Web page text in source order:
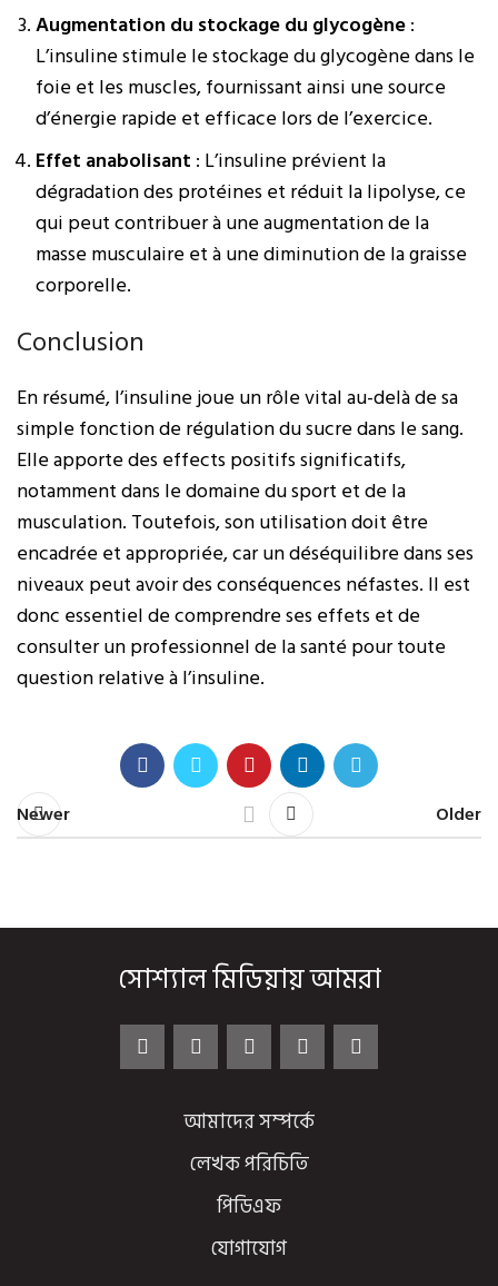
Augmentation du stockage du glycogène:
L’insuline stimule le stockage du glycogène dans le
foie et les muscles, fournissant ainsi une source
d’énergie rapide et efficace lors de l’exercice.
Effet anabolisant : L’insuline prévient la
dégradation des protéines et réduit la lipolyse, ce
qui peut contribuer à une augmentation de la
masse musculaire et à une diminution de la graisse
corporelle.
Conclusion
En résumé, l’insuline joue un rôle vital au-delà de sa
simple fonction de régulation du sucre dans le sang.
Elle apporte des effects positifs significatifs,
notamment dans le domaine du sport et de la
musculation. Toutefois, son utilisation doit être
encadrée et appropriée, car un déséquilibre dans ses
niveaux peut avoir des conséquences néfastes. Il est
donc essentiel de comprendre ses effets et de
consulter un professionnel de la santé pour toute
question relative à l’insuline.
Newer Older
সোশ্যাল মিডিয়ায় আমরা
আমাদের সম্পর্কে
লেখক পরিচিতি
পিডিএফ
যোগাযোগ